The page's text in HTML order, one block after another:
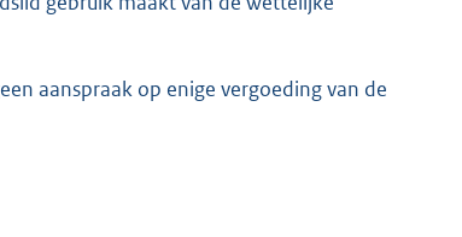
aanspraak op enige vergoeding van de